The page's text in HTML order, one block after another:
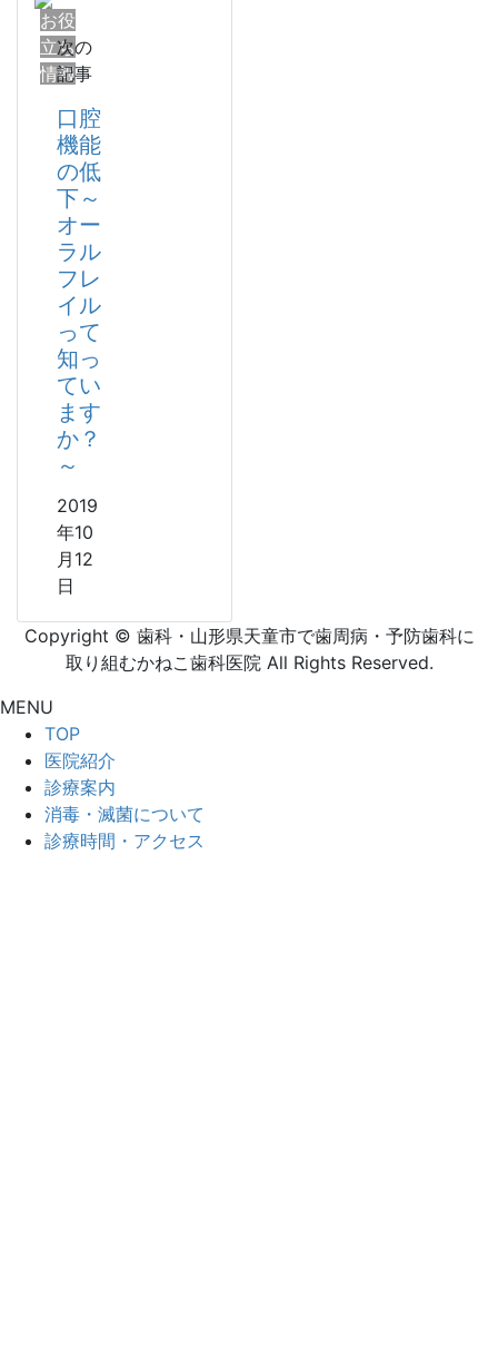
お役
立ち
情報
次の
記事
口腔
機能
の低
下～
オー
ラル
フレ
イル
って
知っ
てい
ます
か？
～
2019
年10
月12
日
Copyright © 歯科・山形県天童市で歯周病・予防歯科に
取り組むかねこ歯科医院 All Rights Reserved.
MENU
TOP
医院紹介
診療案内
消毒・滅菌について
診療時間・アクセス